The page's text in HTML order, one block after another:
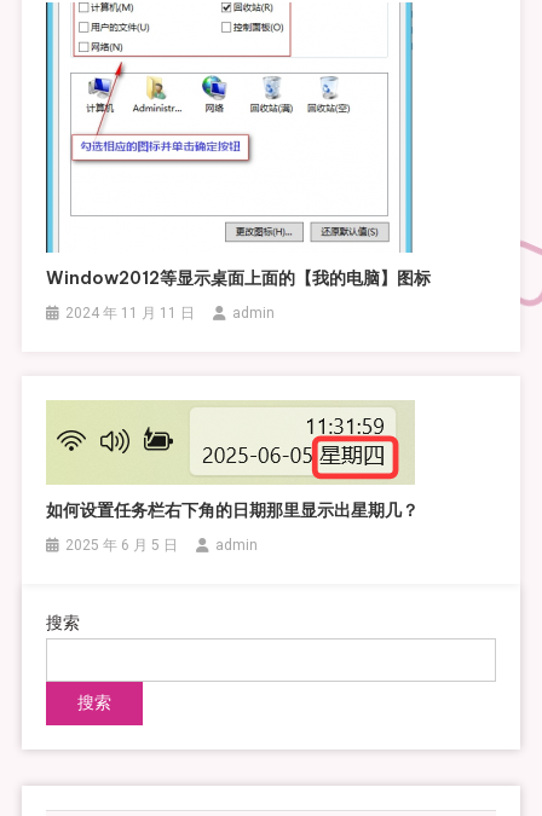
Window2012等显示桌面上面的【我的电脑】图标
2024 年 11 月 11 日 admin
如何设置任务栏右下角的日期那里显示出星期几？
2025 年 6 月 5 日 admin
搜索
搜索